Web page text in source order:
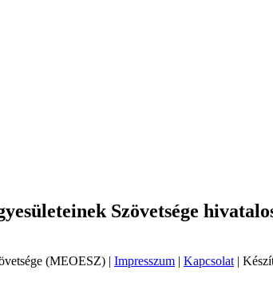
Szövetsége
(MEOESZ) | Impresszum | Kapcsolat |